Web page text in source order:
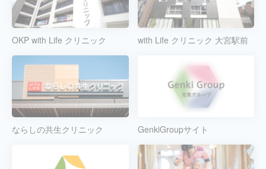
OKP with Life クリニック with Life クリニック 大宮駅前
ならしの共生クリニック GenkiGroupサイト